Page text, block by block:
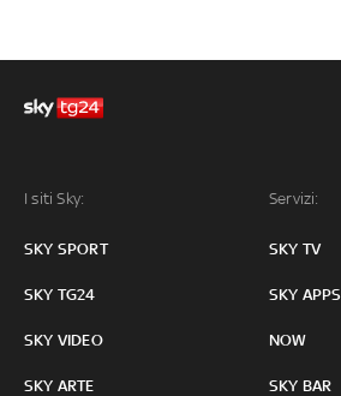
I siti Sky:
SKY SPORT
SKY TG24
SKY VIDEO
SKY ARTE
Servizi:
SKY TV
SKY APPS
NOW
SKY BAR